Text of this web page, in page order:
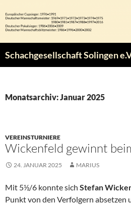
Inhalt
springen
Schachgesellschaft Solingen
Monatsarchiv: Januar 2025
VEREINSTURNIERE
Wickenfeld gewinnt
24. JANUAR 2025 MARIUS
Mit 5½/6 konnte sich Stefan
Punkt von den Verfolgern absetzen